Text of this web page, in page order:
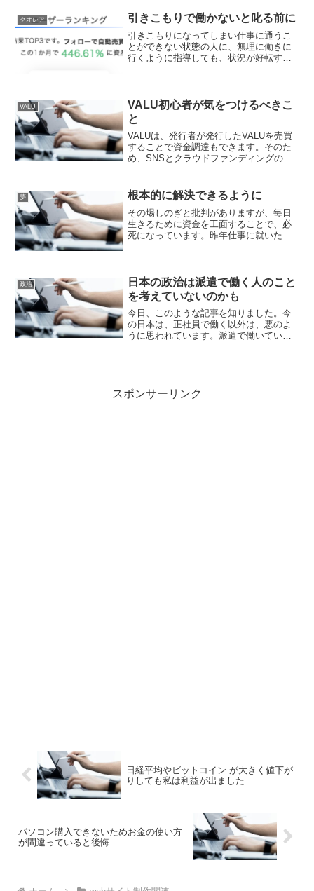
す。普通は独自ドメインを契...
クオレア 引きこもりで働かないと叱る前に
引きこもりになってしまい仕事に通うこ
とができない状態の人に、無理に働きに
行くように指導しても、状況が好転する
のです。無理に引きこもり...
VALU
VALU初心者が気をつけるべきこ
と
VALUは、発行者が発行したVALUを売買
することで資金調達もできます。そのた
め、SNSとクラウドファンディングの２
世界から参加している人が多いです。
VALUは...
夢 根本的に解決できるように
その場しのぎと批判がありますが、毎日
生きるために資金を工面することで、必
死になっています。昨年仕事に就いたと
払い請求で乗り越えてきま...
政治
日本の政治は派遣で働く人のこと
を考えていないのかも
今日、このような記事を知りました。今
の日本は、正社員で働く以外は、悪のよ
うに思われています。派遣で働いてい
スポンサーリンク
日経平均やビットコイン が大きく値下が
りしても私は利益が出ました
パソコン購入できないためお金の使い方
が間違っていると後悔